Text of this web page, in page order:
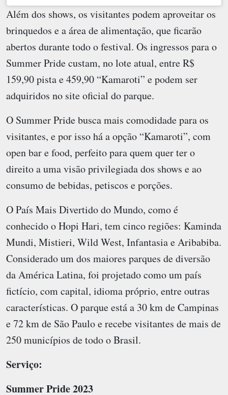
Além dos shows, os visitantes podem aproveitar os
brinquedos e a área de alimentação, que ficarão
abertos durante todo o festival. Os ingressos para o
Summer Pride custam, no lote atual, entre R$
159,90 pista e 459,90 “Kamaroti” e podem ser
adquiridos no site oficial do parque.
O Summer Pride busca mais comodidade para os
visitantes, e por isso há a opção “Kamaroti”, com
open bar e food, perfeito para quem quer ter o
direito a uma visão privilegiada dos shows e ao
consumo de bebidas, petiscos e porções.
O País Mais Divertido do Mundo, como é
conhecido o Hopi Hari, tem cinco regiões: Kaminda
Mundi, Mistieri, Wild West, Infantasia e Aribabiba.
Considerado um dos maiores parques de diversão
da América Latina, foi projetado como um país
fictício, com capital, idioma próprio, entre outras
características. O parque está a 30 km de Campinas
e 72 km de São Paulo e recebe visitantes de mais de
250 municípios de todo o Brasil.
Serviço:
Summer Pride 2023